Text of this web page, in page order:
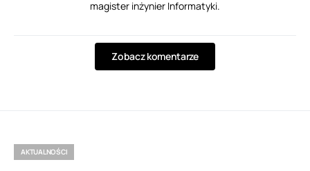
magister inżynier Informatyki.
Zobacz komentarze
AKTUALNOŚCI